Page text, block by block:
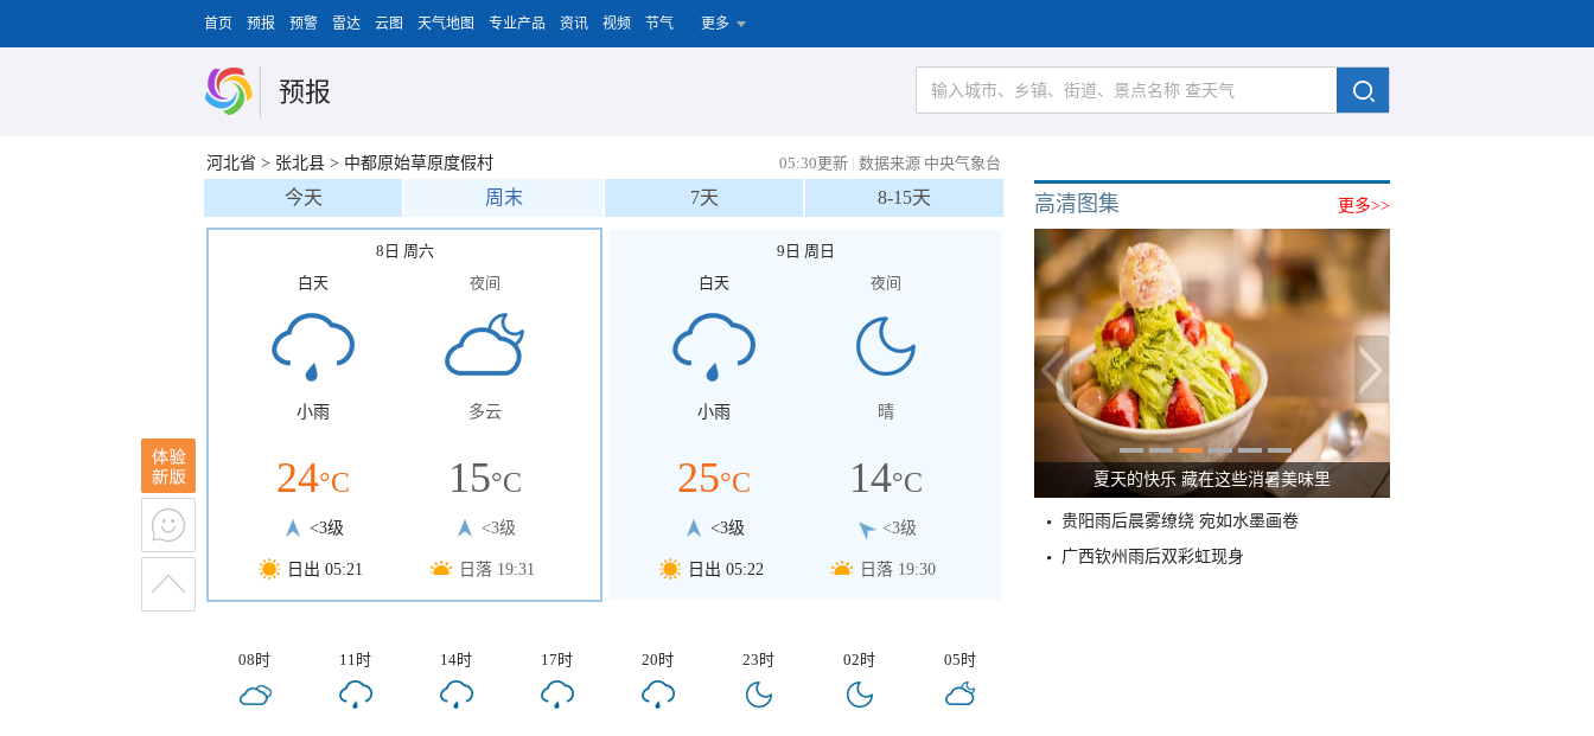
首页 预报 预警 雷达 云图 天气地图 专业产品 资讯 视频 节气 更多
预报
河北省 > 张北县 > 中都原始草原度假村 05:30更新 | 数据来源 中央气象台
今天 周末 7天 8-15天
8日 周六
白天
小雨
24°C
<3级
日出 05:21
夜间
多云
15°C
<3级
日落 19:31
9日 周日
白天
小雨
25°C
<3级
日出 05:22
夜间
晴
14°C
<3级
日落 19:30
08时 11时 14时 17时 20时 23时 02时 05时
更多>>
高清图集
夏天的快乐 藏在这些消暑美味里
贵阳雨后晨雾缭绕 宛如水墨画卷
广西钦州雨后双彩虹现身